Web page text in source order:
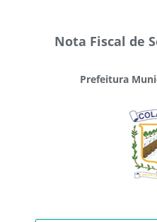
Nota Fiscal de
Prefeitura